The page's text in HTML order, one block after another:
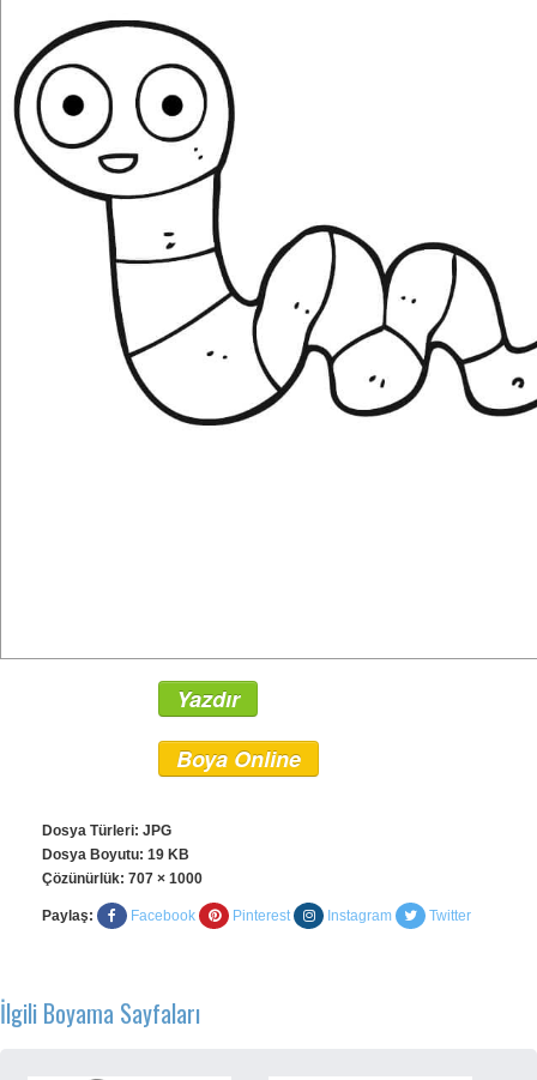
Yazdır
Boya Online
Dosya Türleri: JPG
Dosya Boyutu: 19 KB
Çözünürlük: 707 × 1000
Paylaş: Facebook Pinterest Instagram Twitter
İlgili Boyama Sayfaları